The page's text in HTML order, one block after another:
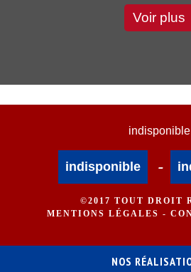
NOS
Voir plus
indisponible
indisponible -
©2017 TOUT DROIT
MENTIONS LÉGALES -